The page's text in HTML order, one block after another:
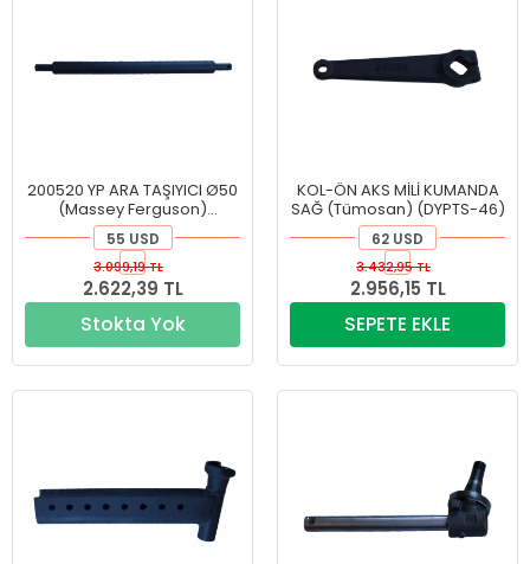
200520 YP ARA TAŞIYICI Ø50
(Massey Ferguson)
(DYPMF-54)
55 USD
2.622,39 TL
3.099,19 TL
Stokta Yok
KOL-ÖN AKS MİLİ KUMANDA
SAĞ (Tümosan) (DYPTS-46)
62 USD
2.956,15 TL
3.432,95 TL
SEPETE EKLE